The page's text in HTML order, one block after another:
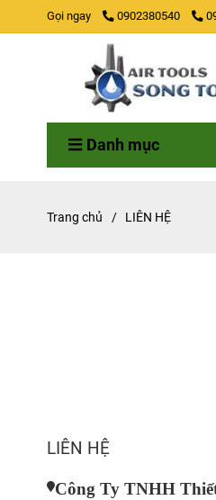
Gọi ngay 0902380540
Danh mục
Trang chủ / LIÊN HỆ
LIÊN HỆ
Công Ty TNHH